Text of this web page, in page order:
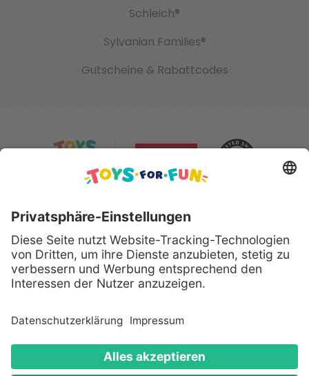
Schleich®
Sylvanian Families®
Gutscheine & Rabattcodes
Sicher bezahlen mit:
Alle genannten Produkte und Logos sind eingetragene
Warenzeichen der jeweiligen Hersteller.
Copyright © 2008 - 2026 Toys for Fun GmbH - Alle